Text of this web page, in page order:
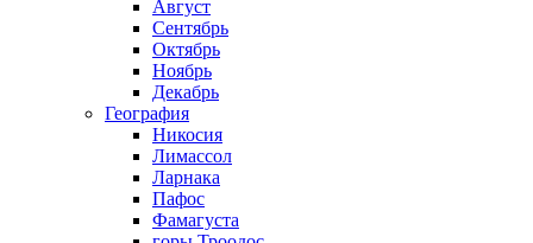
Август
Сентябрь
Октябрь
Ноябрь
Декабрь
География
Никосия
Лимассол
Ларнака
Пафос
Фамагуста